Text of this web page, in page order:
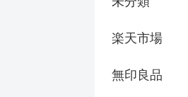
楽天市場
無印良品